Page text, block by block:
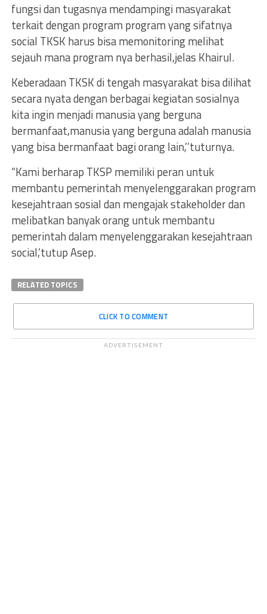
fungsi dan tugasnya mendampingi masyarakat
terkait dengan program program yang sifatnya
social TKSK harus bisa memonitoring melihat
sejauh mana program nya berhasil,jelas Khairul.
Keberadaan TKSK di tengah masyarakat bisa dilihat
secara nyata dengan berbagai kegiatan sosialnya
kita ingin menjadi manusia yang berguna
bermanfaat,manusia yang berguna adalah manusia
yang bisa bermanfaat bagi orang lain,’’tuturnya.
“Kami berharap TKSP memiliki peran untuk
membantu pemerintah menyelenggarakan program
kesejahtraan sosial dan mengajak stakeholder dan
melibatkan banyak orang untuk membantu
pemerintah dalam menyelenggarakan kesejahtraan
social,’tutup Asep.
RELATED TOPICS
CLICK TO COMMENT
ADVERTISEMENT